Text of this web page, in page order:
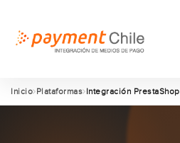
Inicio Plataformas Integración PrestaShop